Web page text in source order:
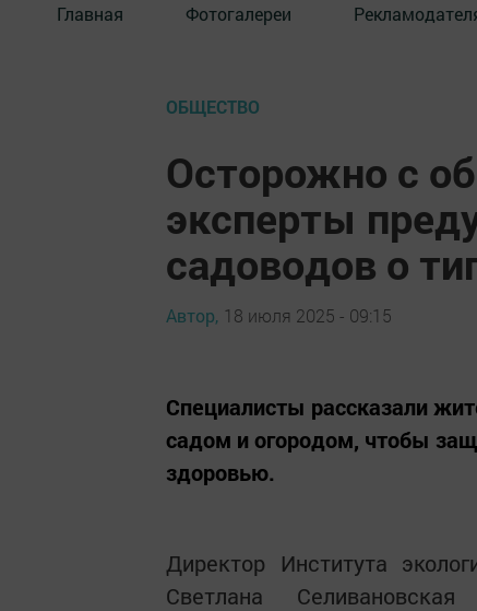
Главная Фотогалереи
ОБЩЕСТВО
Осторожно с
эксперты
садоводов о
Автор, 18 июля 2025 - 09:15
Специалисты рассказали
садом и огородом, чтобы
здоровью.
Директор Института
Светлана